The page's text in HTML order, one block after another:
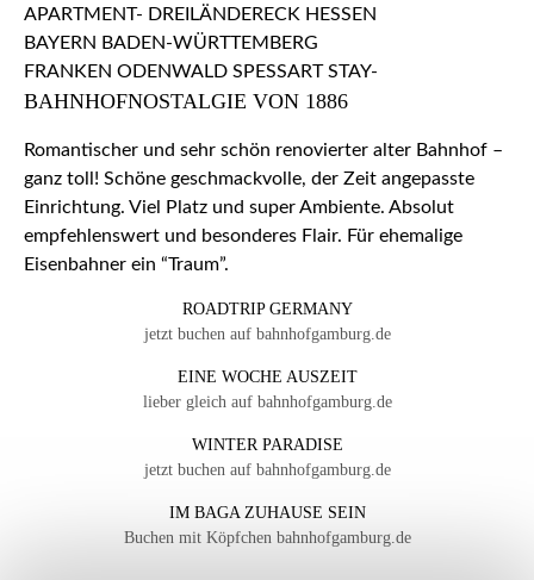
BAHNHOFNOSTALGIE VON 1886
Romantischer und sehr schön renovierter alter Bahnhof –
ganz toll! Schöne geschmackvolle, der Zeit angepasste
Einrichtung. Viel Platz und super Ambiente. Absolut
empfehlenswert und besonderes Flair. Für ehemalige
Eisenbahner ein “Traum”.
ROADTRIP GERMANY
jetzt buchen auf bahnhofgamburg.de
EINE WOCHE AUSZEIT
lieber gleich auf bahnhofgamburg.de
WINTER PARADISE
jetzt buchen auf bahnhofgamburg.de
IM BAGA ZUHAUSE SEIN
Buchen mit Köpfchen bahnhofgamburg.de